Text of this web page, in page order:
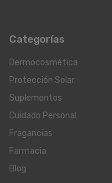
Categorías
Dermocosmética
Protección Solar
Suplementos
Cuidado Personal
Fragancias
Farmacia
Blog